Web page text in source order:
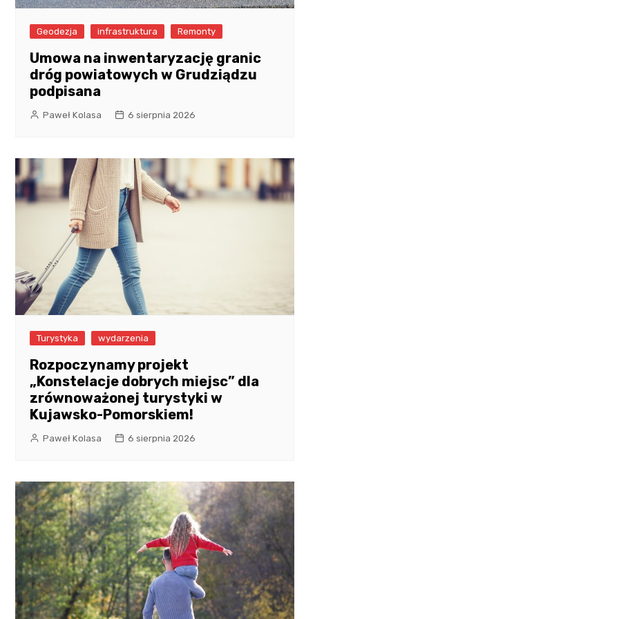
Geodezja infrastruktura Remonty
Umowa na inwentaryzację granic
dróg powiatowych w Grudziądzu
podpisana
Paweł Kolasa 6 sierpnia 2026
Turystyka wydarzenia
Rozpoczynamy projekt
„Konstelacje dobrych miejsc” dla
zrównoważonej turystyki w
Kujawsko-Pomorskiem!
Paweł Kolasa 6 sierpnia 2026